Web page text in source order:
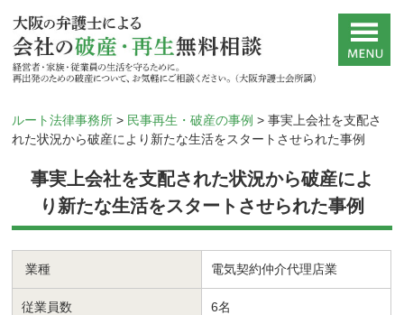
ルート法律事務所 > 民事再生・破産の事例 >事実上会社を支配さ
れた状況から破産により新たな生活をスタートさせられた事例
事実上会社を支配された状況から破産によ
り新たな生活をスタートさせられた事例
業種 電気契約仲介代理店業
従業員数 6名